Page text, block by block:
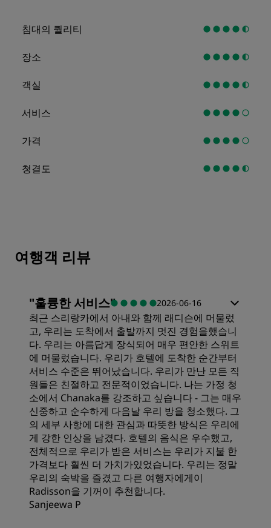
침대의 퀄리티
장소
객실
서비스
가격
청결도
여행객 리뷰
"훌륭한 서비스" 2026-06-16
최근 스리랑카에서 아내와 함께 래디슨에 머물렀
고, 우리는 도착에서 출발까지 멋진 경험을했습니
다. 우리는 아름답게 장식되어 매우 편안한 스위트
에 머물렀습니다. 우리가 호텔에 도착한 순간부터
서비스 수준은 뛰어났습니다. 우리가 만난 모든 직
원들은 친절하고 전문적이었습니다. 나는 가정 청
소에서 Chanaka를 강조하고 싶습니다 - 그는 매우
신중하고 순수하게 다음날 우리 방을 청소했다. 그
의 세부 사항에 대한 관심과 따뜻한 방식은 우리에
게 강한 인상을 남겼다. 호텔의 음식은 우수했고,
전체적으로 우리가 받은 서비스는 우리가 지불 한
가격보다 훨씬 더 가치가있었습니다. 우리는 정말
우리의 숙박을 즐겼고 다른 여행자에게이
Radisson을 기꺼이 추천합니다.
Sanjeewa P